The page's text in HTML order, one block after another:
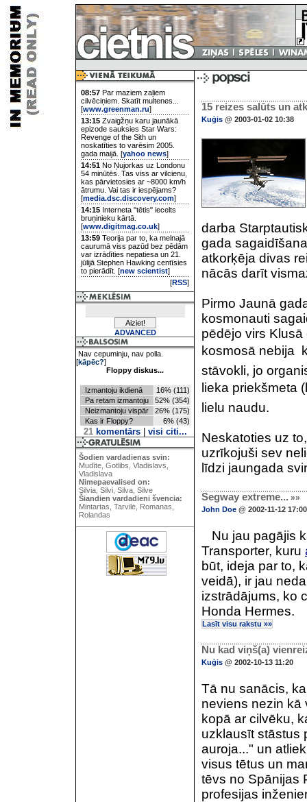
08:57 Par maziem zaļiem
cilvēciņiem. Skatīt multenes...
[www.greenman.ru]
13:15 Zvaigžņu karu jaunākā
epizode sauksies Star Wars:
Revenge of the Sith un
noskatīties to varēsim 2005.
gada maijā. [yahoo news]
14:51 No Ņujorkas uz Londonu
54 minūtēs. Tas viss ar vilcienu,
kas pārvietosies ar ~8000 km/h
ātrumu. Vai tas ir iespējams?
[media.dsc.discovery.com]
14:15 Interneta "tētis" iecelts
bruņinieku kārtā.
[www.digitmag.co.uk]
13:59 Teorija par to, ka melnajā
caurumā viss pazūd bez pēdām
var izrādīties nepatiesa un 21.
jūlijā Stephen Hawking centīsies
to pierādīt. [new scientist]
[RSS]
ADVANCED
Nav cepuminju, nav polla.
[kāpēc?]
Floppy diskus...
Izmantoju ikdienā
16% (111)
Pa retam izmantoju
52% (354)
Neizmantoju vispār
26% (175)
Kas ir Floppy?
6% (43)
21komentārs| visi citi...
Šodien vardadienas svin:
Mudīte, Gotlibs, Vladislavs,
Vladislava
Nimepaevalised on:
Silvia, Silvi, Silva, Silve
Šiandien vardadieni švencia:
Mintartas, Tarvilė, Romanas,
Rolandas
15 reizes salūts un
Kuģis @ 2003-01-02 10:38
darba
gada
atkorķēja divas
nācās darīt
Pirmo Jaunā
kosmonauti
pēdējo virs
kosmosā nebija
stāvokli, jo
lieka priekšmeta
lielu naudu.
Neskatoties uz
uzrīkojuši sev
līdzi jaungada
Segway extreme... »»
John Doe @ 2002-11-12 17:00
Nu jau pagājis
Transporter, kuru
būt, ideja par to,
veidā), ir jau
izstrādājums, ko
Honda Hermes.
Lasīt visu rakstu »»
Nu kad viņš(a)
Kuģis @ 2002-10-13 11:20
Tā nu sanācis,
neviens nezin kā
kopā ar cilvēku,
uzklausīt stāstus
auroja..." un
visus tētus un
tēvs no Spānijas
profesijas